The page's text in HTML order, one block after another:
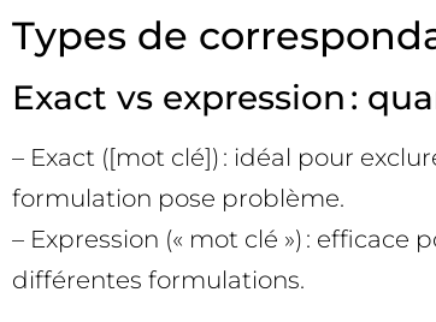
Types de
Exact vs expression :
– Exact ([mot clé]) : idéal pour
formulation pose problème.
– Expression (« mot clé ») :
différentes formulations.